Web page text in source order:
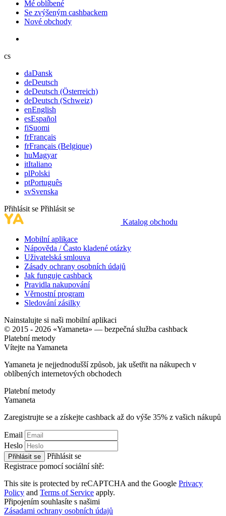
Mé oblíbené
Se zvýšeným cashbackem
Nové obchody
cs
daDansk
deDeutsch
deDeutsch (Österreich)
deDeutsch (Schweiz)
enEnglish
esEspañol
fiSuomi
frFrançais
frFrançais (Belgique)
huMagyar
itItaliano
plPolski
ptPortuguês
svSvenska
Přihlásit se Přihlásit se
Katalog obchodu
Mobilní aplikace
Nápověda / Často kladené otázky
Uživatelská smlouva
Zásady ochrany osobních údajů
Jak funguje cashback
Pravidla nakupování
Věrnostní program
Sledování zásilky
Nainstalujte si naši mobilní aplikaci
© 2015 - 2026 «Yamaneta» — bezpečná služba cashback
Platební metody
Vítejte na Yamaneta
Yamaneta je nejjednodušší způsob, jak ušetřit na nákupech v
oblíbených internetových obchodech
Platební metody
Yamaneta
Zaregistrujte se a získejte cashback až do výše 35% z vašich nákupů
Email
Heslo
Přihlásit se
Přihlásit se
Registrace pomocí sociální sítě:
This site is protected by reCAPTCHA and the Google Privacy
Policy and Terms of Service apply.
Připojením souhlasíte s našimi
Zásadami ochrany osobních údajů